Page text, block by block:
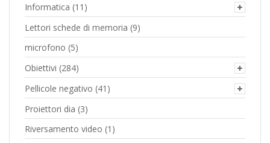
Informatica (11)
Lettori schede di memoria (9)
microfono (5)
Obiettivi (284)
Pellicole negativo (41)
Proiettori dia (3)
Riversamento video (1)